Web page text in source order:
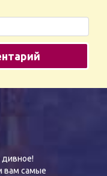
дивное!
вам самые